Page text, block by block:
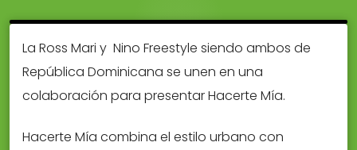
La Ross Mari y Nino Freestyle siendo ambos de
República Dominicana se unen en una
colaboración para presentar Hacerte Mía.
Hacerte Mía combina el estilo urbano con